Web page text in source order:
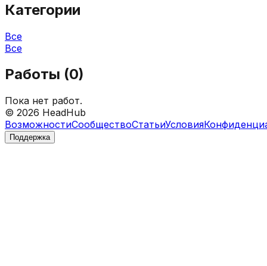
Категории
Все
Все
Работы (0)
Пока нет работ.
© 2026 HeadHub
ВозможностиСообществоСтатьиУсловия
Поддержка